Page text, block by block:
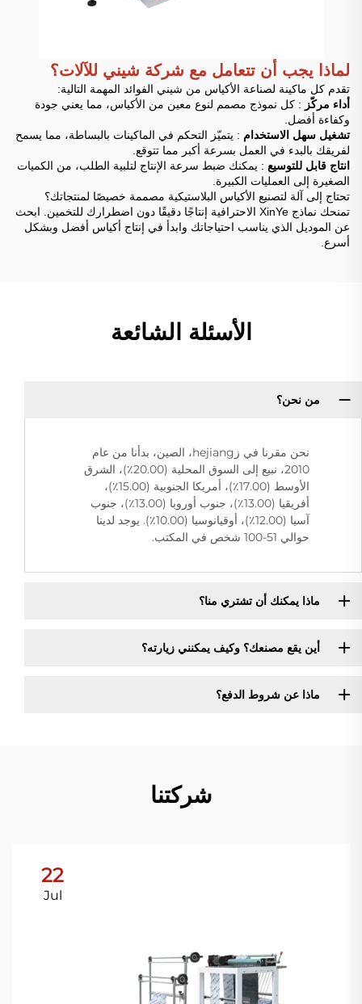
لماذا يجب أن تتعامل مع شركة شيني للآلات؟
تقدم كل ماكينة لصناعة الأكياس من شيني الفوائد المهمة التالية:
أداء مركّز : كل نموذج مصمم لنوع معين من الأكياس، مما يعني جودة
وكفاءة أفضل.
تشغيل سهل الاستخدام : يتميّز التحكم في الماكينات بالبساطة، مما يسمح
لفريقك بالبدء في العمل بسرعة أكبر مما تتوقع.
انتاج قابل للتوسيع : يمكنك ضبط سرعة الإنتاج لتلبية الطلب، من الكميات
الصغيرة إلى العمليات الكبيرة.
تحتاج إلى آلة لتصنيع الأكياس البلاستيكية مصممة خصيصًا لمنتجاتك؟
تمنحك نماذج XinYe الاحترافية إنتاجًا دقيقًا دون اضطرارك للتخمين. ابحث
عن الموديل الذي يناسب احتياجاتك وابدأ في إنتاج أكياس أفضل وبشكل
أسرع.
الأسئلة الشائعة
من نحن؟
نحن مقرنا في زhejiang، الصين، بدأنا من عام
2010، نبيع إلى السوق المحلية (20.00٪)، الشرق
الأوسط (17.00٪)، أمريكا الجنوبية (15.00٪)،
أفريقيا (13.00٪)، جنوب أوروبا (13.00٪)، جنوب
آسيا (12.00٪)، أوقيانوسيا (10.00٪). يوجد لدينا
حوالي 51-100 شخص في المكتب.
ماذا يمكنك أن تشتري منا؟
أين يقع مصنعك؟ وكيف يمكنني زيارته؟
ماذا عن شروط الدفع؟
شركتنا
22
Jul